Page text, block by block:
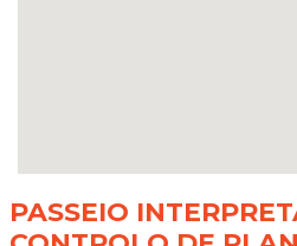
PASSEIO